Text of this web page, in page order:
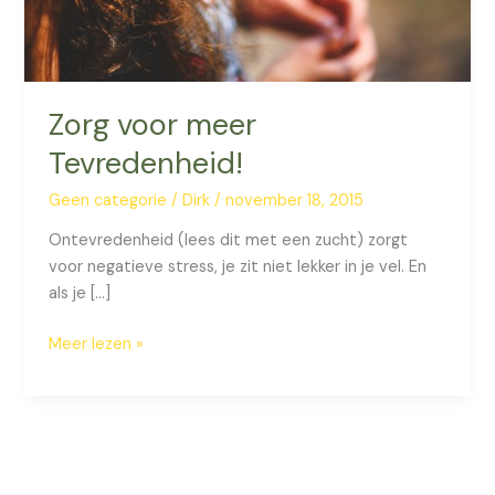
Zorg voor meer
Tevredenheid!
Geen categorie /Dirk/november 18, 2015
Ontevredenheid (lees dit met een zucht) zorgt
voor negatieve stress, je zit niet lekker in je vel. En
als je […]
Zorg
Meer lezen »